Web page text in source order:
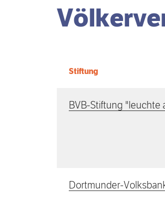
Stiftung
BVB-Stiftung "leuchte
Dortmunder-